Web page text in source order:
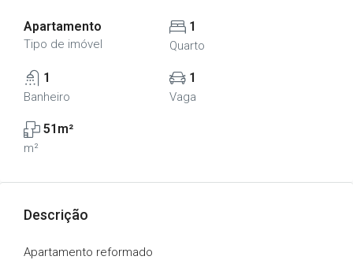
Apartamento
Tipo de imóvel
1
Quarto
1
Banheiro
1
Vaga
51m²
m²
Descrição
Apartamento reformado